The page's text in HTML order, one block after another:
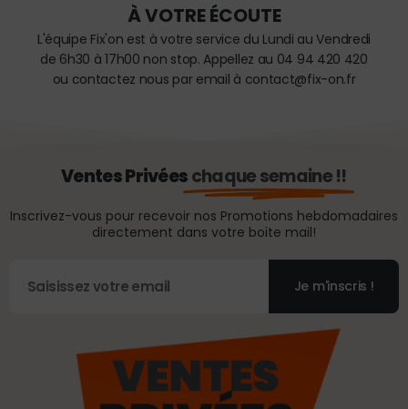
À VOTRE ÉCOUTE
L'équipe Fix'on est à votre service du Lundi au Vendredi
de 6h30 à 17h00 non stop. Appellez au 04 94 420 420
ou contactez nous par email à contact@fix-on.fr
Ventes Privéeschaque semaine !!
Inscrivez-vous pour recevoir nos Promotions hebdomadaires
directement dans votre boite mail!
Je m'inscris !